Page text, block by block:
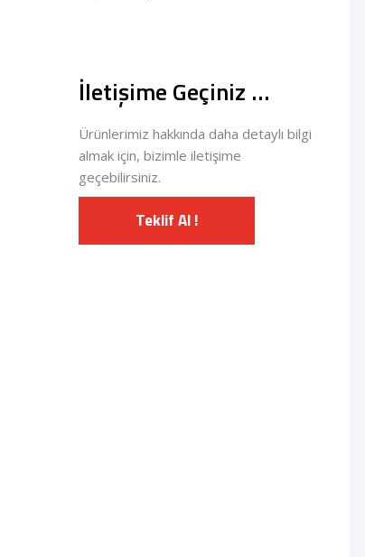
İletişime Geçiniz …
Ürünlerimiz hakkında daha detaylı bilgi
almak için, bizimle iletişime
geçebilirsiniz.
Teklif Al !